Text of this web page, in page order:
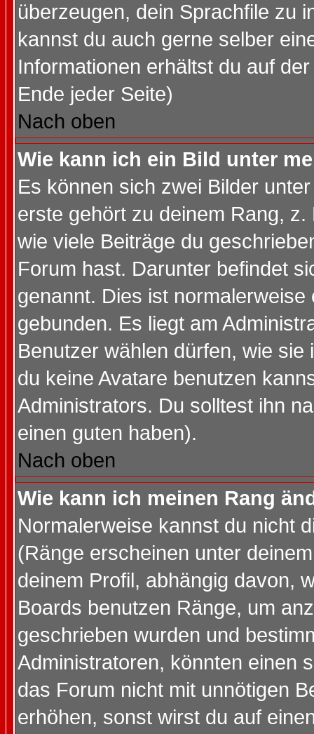
überzeugen, dein Sprachfile zu
kannst du auch gerne selber
Informationen erhältst du auf
Ende jeder Seite)
Nach oben
Wie kann ich ein Bild unter
Es können sich zwei Bilder
erste gehört zu deinem Rang,
wie viele Beiträge du
Forum hast. Darunter befindet
genannt. Dies ist
gebunden. Es liegt am
Benutzer wählen dürfen, wie
du keine Avatare benutzen
Administrators. Du solltest ihn
einen guten haben).
Nach oben
Wie kann ich meinen Rang
Normalerweise kannst du nicht
(Ränge erscheinen unter
deinem Profil, abhängig davon,
Boards benutzen Ränge, um
geschrieben wurden und
Administratoren, könnten einen
das Forum nicht mit unnötigen
erhöhen, sonst wirst du auf